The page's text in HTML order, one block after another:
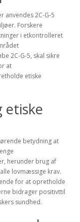
anvendes 2C-G-5
Forskere
i etkontrolleret
2C-G-5, skal sikre
at
etiske
etiske
betydning at
herunder brug af
lovmæssige krav.
for at opretholde
bidrager positivttil
sundhed.